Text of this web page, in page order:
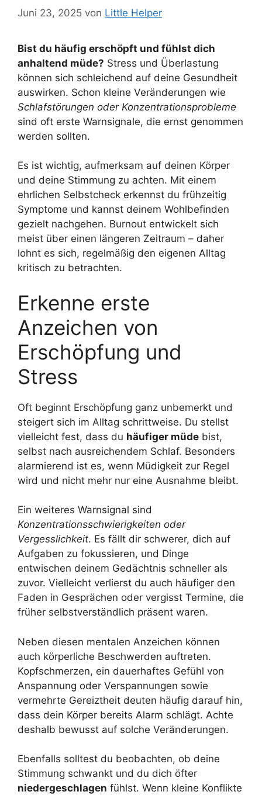
Juni 23, 2025 von Little Helper
Bist du häufig erschöpft und fühlst dich
anhaltend müde? Stress und Überlastung
können sich schleichend auf deine Gesundheit
auswirken. Schon kleine Veränderungen wie
Schlafstörungen oder Konzentrationsprobleme
sind oft erste Warnsignale, die ernst genommen
werden sollten.
Es ist wichtig, aufmerksam auf deinen Körper
und deine Stimmung zu achten. Mit einem
ehrlichen Selbstcheck erkennst du frühzeitig
Symptome und kannst deinem Wohlbefinden
gezielt nachgehen. Burnout entwickelt sich
meist über einen längeren Zeitraum – daher
lohnt es sich, regelmäßig den eigenen Alltag
kritisch zu betrachten.
Erkenne erste
Anzeichen von
Erschöpfung und
Stress
Oft beginnt Erschöpfung ganz unbemerkt und
steigert sich im Alltag schrittweise. Du stellst
vielleicht fest, dass du häufiger müde bist,
selbst nach ausreichendem Schlaf. Besonders
alarmierend ist es, wenn Müdigkeit zur Regel
wird und nicht mehr nur eine Ausnahme bleibt.
Ein weiteres Warnsignal sind
Konzentrationsschwierigkeiten oder
Vergesslichkeit. Es fällt dir schwerer, dich auf
Aufgaben zu fokussieren, und Dinge
entwischen deinem Gedächtnis schneller als
zuvor. Vielleicht verlierst du auch häufiger den
Faden in Gesprächen oder vergisst Termine, die
früher selbstverständlich präsent waren.
Neben diesen mentalen Anzeichen können
auch körperliche Beschwerden auftreten.
Kopfschmerzen, ein dauerhaftes Gefühl von
Anspannung oder Verspannungen sowie
vermehrte Gereiztheit deuten häufig darauf hin,
dass dein Körper bereits Alarm schlägt. Achte
deshalb bewusst auf solche Veränderungen.
Ebenfalls solltest du beobachten, ob deine
Stimmung schwankt und du dich öfter
niedergeschlagen fühlst. Wenn kleine Konflikte